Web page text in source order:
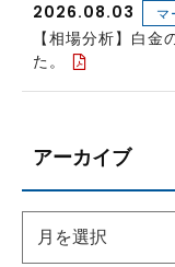
2026.08.03 マ
【相場分析】白
た。
アーカイブ